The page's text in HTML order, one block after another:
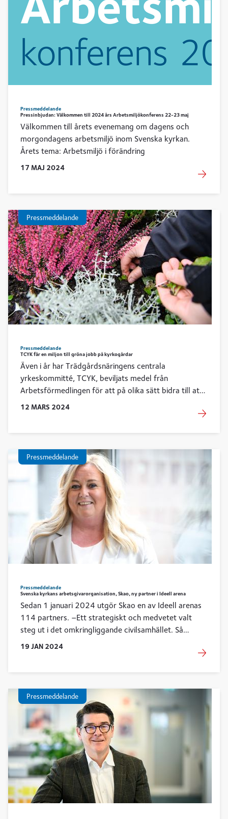
Pressmeddelande
Pressinbjudan: Välkommen till 2024 års Arbetsmiljökonferens 22-23 maj
Välkommen till årets evenemang om dagens och
morgondagens arbetsmiljö inom Svenska kyrkan.
Årets tema: Arbetsmiljö i förändring
17 MAJ 2024
Pressmeddelande
Pressmeddelande
TCYK får en miljon till gröna jobb på kyrkogårdar
Även i år har Trädgårdsnäringens centrala
yrkeskommitté, TCYK, beviljats medel från
Arbetsförmedlingen för att på olika sätt bidra till att
fler kommer i arbete inom utemiljöområdet. Nytt för i
12 MARS 2024
Pressmeddelande
Pressmeddelande
Svenska kyrkans arbetsgivarorganisation, Skao, ny partner i Ideell arena
Sedan 1 januari 2024 utgör Skao en av Ideell arenas
114 partners. –Ett strategiskt och medvetet valt
steg ut i det omkringliggande civilsamhället. Så
förklarar Skao:s vd Birgitta Ödmark organisationens
19 JAN 2024
Pressmeddelande